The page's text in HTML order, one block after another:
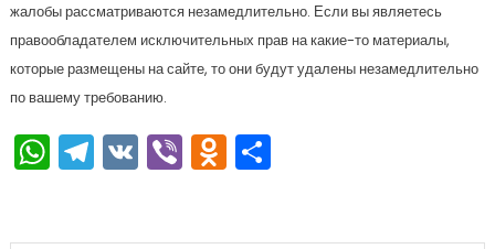
жалобы рассматриваются незамедлительно. Если вы являетесь
правообладателем исключительных прав на какие-то материалы,
которые размещены на сайте, то они будут удалены незамедлительно
по вашему требованию.
WhatsApp
Telegram
VKViberOdnoklassniki
Отправить